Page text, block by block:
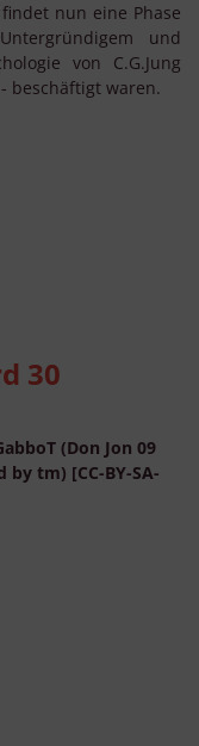
nun eine Phase
und
von C.G.Jung
beschäftigt waren.
30
(Don Jon 09
by tm) [CC-BY-SA-